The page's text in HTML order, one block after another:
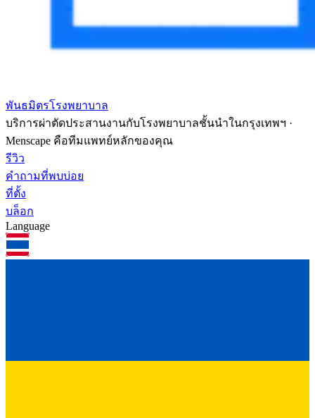
พันธมิตรโรงพยาบาล
บริการผ่าตัดประสานงานกับโรงพยาบาลชั้นนำในกรุงเทพฯ ·
Menscape คือทีมแพทย์หลักของคุณ
รีวิว
คำถามที่พบบ่อย
ที่ตั้ง
บล็อก
Language